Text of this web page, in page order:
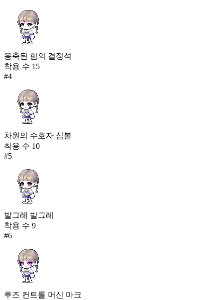
응축된 힘의 결정석
착용 수 15
#4
차원의 수호자 심볼
착용 수 10
#5
발그레 발그레
착용 수 9
#6
루즈 컨트롤 머신 마크